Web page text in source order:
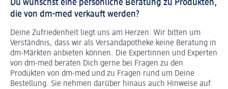
Du wünschst eine persönliche Beratung zu Produkten,
die von dm-med verkauft werden?
Deine Zufriedenheit liegt uns am Herzen. Wir bitten um
Verständnis, dass wir als Versandapotheke keine Beratung in
dm-Märkten anbieten können. Die Expertinnen und Experten
von dm-med beraten Dich gerne bei Fragen zu den
Produkten von dm-med und zu Fragen rund um Deine
Bestellung. Sie nehmen darüber hinaus auch Hinweise auf